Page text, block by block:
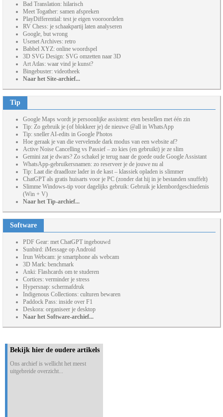
Bad Translation: hilarisch
Meet Togather: samen afspreken
PlayDifferential: test je eigen vooroordelen
RV Chess: je schaakpartij laten analyseren
Google, but wrong
Usenet Archives: retro
Babbel XYZ: online woordspel
3D SVG Design: SVG omzetten naar 3D
Art Atlas: waar vind je kunst?
Bingebuster: videotheek
Naar het Site-archief...
Tip
Google Maps wordt je persoonlijke assistent: eten bestellen met één zin
Tip: Zo gebruik je (of blokkeer je) de nieuwe @all in WhatsApp
Tip: sneller AI-edits in Google Photos
Hoe geraak je van die vervelende dark modus van een website af?
Active Noise Cancelling vs Passief – zo kies (en gebruikt) je ze slim
Gemini zat je dwars? Zo schakel je terug naar de goede oude Google Assistant
WhatsApp-gebruikersnamen: zo reserveer je de jouwe nu al
Tip: Laat die draadloze lader in de kast – klassiek opladen is slimmer
ChatGPT als gratis huisarts voor je PC (zonder dat hij in je bestanden snuffelt)
Slimme Windows-tip voor dagelijks gebruik: Gebruik je klembordgeschiedenis
(Win + V)
Naar het Tip-archief...
Software
PDF Gear: met ChatGPT ingebouwd
Sunbird: iMessage op Android
Irun Webcam: je smartphone als webcam
3D Mark: benchmark
Anki: Flashcards om te studeren
Cortices: verminder je stress
Hypersnap: schermafdruk
Indigenous Collections: culturen bewaren
Paddock Pass: inside over F1
Deskora: organiseer je desktop
Naar het Software-archief...
Bekijk hier de oudere artikels
Ons archief is wellicht het meest
uitgebreide overzicht...